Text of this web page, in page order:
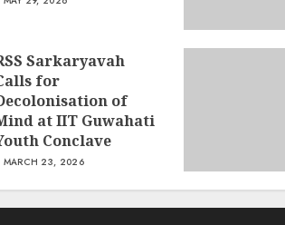
Sarkaryavah
for
of
at IIT Guwahati
Conclave
MARCH 23, 2026